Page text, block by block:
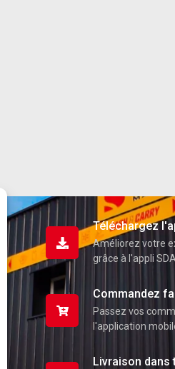
Téléchargez
Améliorez votre
grâce à l'appli
Commandez
Passez vos
l'application
Livraison dans